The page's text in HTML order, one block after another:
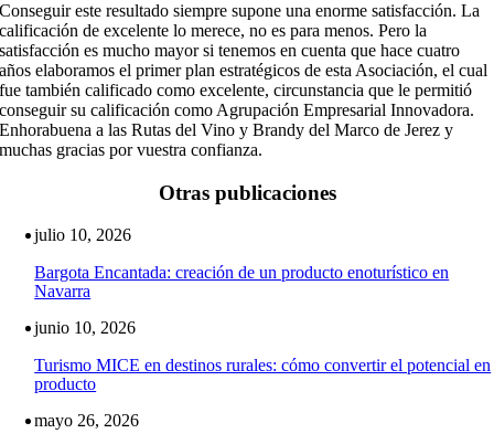
Conseguir este resultado siempre supone una enorme satisfacción. La
calificación de excelente lo merece, no es para menos. Pero la
satisfacción es mucho mayor si tenemos en cuenta que hace cuatro
años elaboramos el primer plan estratégicos de esta Asociación, el cual
fue también calificado como excelente, circunstancia que le permitió
conseguir su calificación como Agrupación Empresarial Innovadora.
Enhorabuena a las Rutas del Vino y Brandy del Marco de Jerez y
muchas gracias por vuestra confianza.
Otras publicaciones
julio 10, 2026
Bargota Encantada: creación de un producto enoturístico en
Navarra
junio 10, 2026
Turismo MICE en destinos rurales: cómo convertir el potencial en
producto
mayo 26, 2026